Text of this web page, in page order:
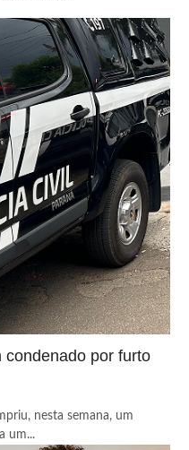
por furto
nesta semana, um
um...